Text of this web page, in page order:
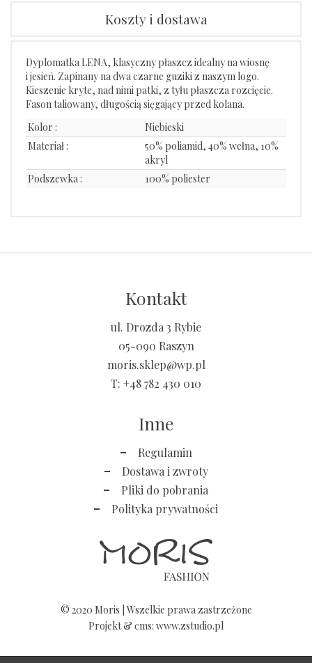
Koszty i dostawa
Dyplomatka LENA, klasyczny płaszcz idealny na wiosnę
i jesień. Zapinany na dwa czarne guziki z naszym logo.
Kieszenie kryte, nad nimi patki, z tyłu płaszcza rozcięcie.
Fason taliowany, długością sięgający przed kolana.
Kolor :
Niebieski
Materiał :
50% poliamid, 40% wełna, 10%
akryl
Podszewka :
100% poliester
Kontakt
ul. Drozda 3 Rybie
05-090 Raszyn
moris.sklep@wp.pl
T: +48 782 430 010
Inne
Regulamin
Dostawa i zwroty
Pliki do pobrania
Polityka prywatności
© 2020 Moris | Wszelkie prawa zastrzeżone
Projekt & cms: www.zstudio.pl